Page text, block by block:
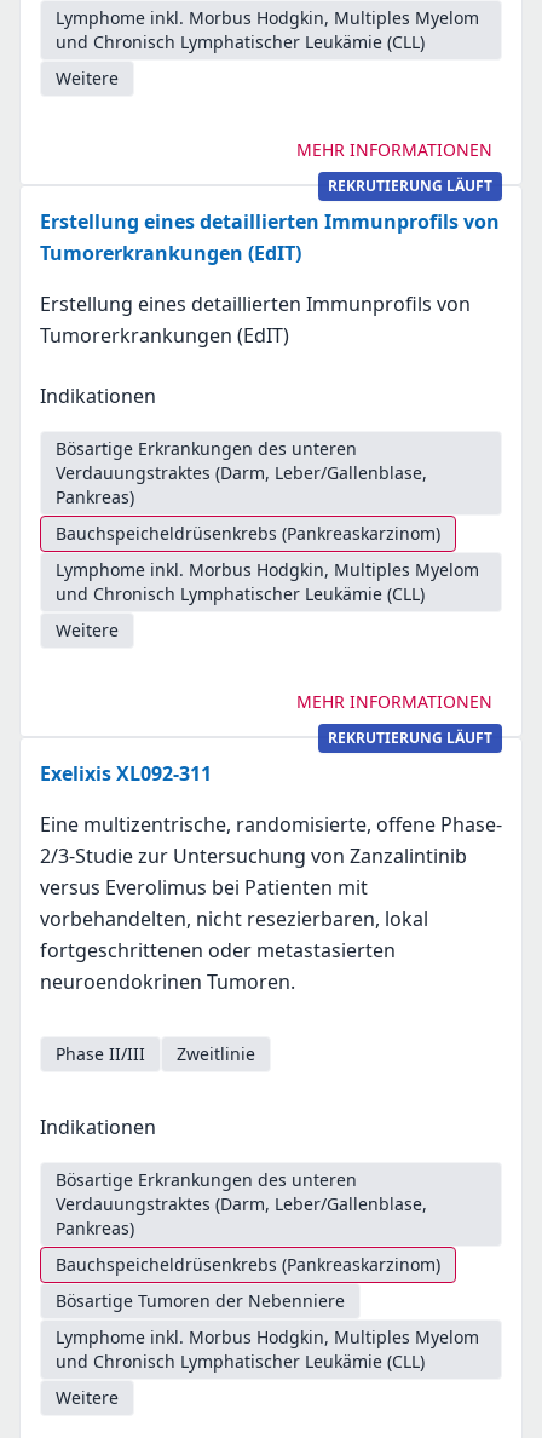
Lymphome inkl. Morbus Hodgkin, Multiples Myelom
und Chronisch Lymphatischer Leukämie (CLL)
Weitere
MEHR INFORMATIONEN
REKRUTIERUNG LÄUFT
Erstellung eines detaillierten Immunprofils von
Tumorerkrankungen (EdIT)
Erstellung eines detaillierten Immunprofils von
Tumorerkrankungen (EdIT)
Indikationen
Bösartige Erkrankungen des unteren
Verdauungstraktes (Darm, Leber/Gallenblase,
Pankreas)
Bauchspeicheldrüsenkrebs (Pankreaskarzinom)
Lymphome inkl. Morbus Hodgkin, Multiples Myelom
und Chronisch Lymphatischer Leukämie (CLL)
Weitere
MEHR INFORMATIONEN
REKRUTIERUNG LÄUFT
Exelixis XL092-311
Eine multizentrische, randomisierte, offene Phase-
2/3-Studie zur Untersuchung von Zanzalintinib
versus Everolimus bei Patienten mit
vorbehandelten, nicht resezierbaren, lokal
fortgeschrittenen oder metastasierten
neuroendokrinen Tumoren.
Phase II/III Zweitlinie
Indikationen
Bösartige Erkrankungen des unteren
Verdauungstraktes (Darm, Leber/Gallenblase,
Pankreas)
Bauchspeicheldrüsenkrebs (Pankreaskarzinom)
Bösartige Tumoren der Nebenniere
Lymphome inkl. Morbus Hodgkin, Multiples Myelom
und Chronisch Lymphatischer Leukämie (CLL)
Weitere